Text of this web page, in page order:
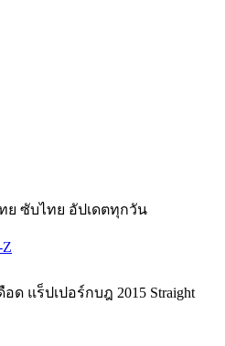
ย ซับไทย อัปเดตทุกวัน
อด แร็ปเปอร์กบฎ 2015 Straight